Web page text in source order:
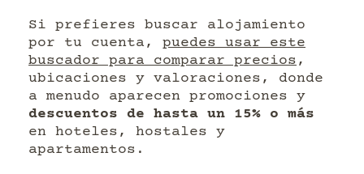
Si prefieres buscar alojamiento
por tu cuenta, puedes usar este
buscador para comparar precios ,
ubicaciones y valoraciones, donde
a menudo aparecen promociones y
descuentos de hasta un 15% o más
en hoteles, hostales y
apartamentos.